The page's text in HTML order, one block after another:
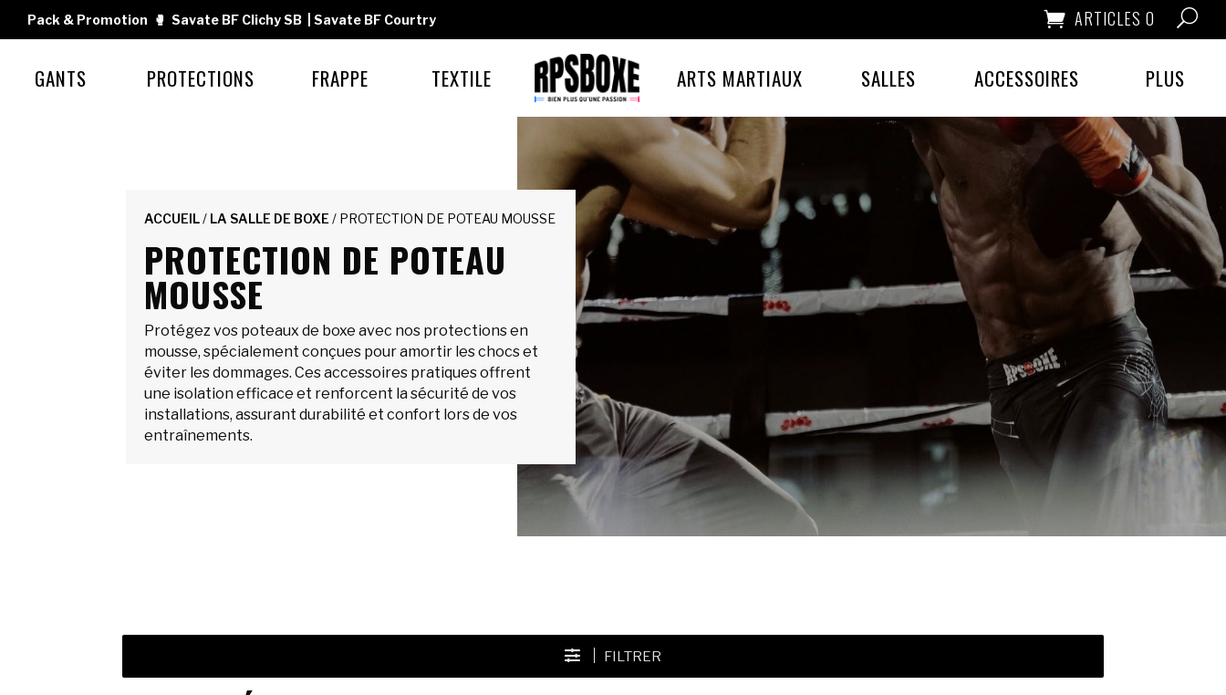
Pack & Promotion 🥊 Savate BF Clichy SB Savate BF Courtry ARTICLES 0
GANTS PROTECTIONS FRAPPE TEXTILE ARTS MARTIAUX SALLES ACCESSOIRES PLUS
ACCUEIL/ LA SALLE DE BOXE / PROTECTION DE POTEAU MOUSSE
PROTECTION DE POTEAU
MOUSSE
Protégez vos poteaux de boxe avec nos protections en
mousse, spécialement conçues pour amortir les chocs et
éviter les dommages. Ces accessoires pratiques offrent
une isolation efficace et renforcent la sécurité de vos
installations, assurant durabilité et confort lors de vos
entraînements.
FILTRER